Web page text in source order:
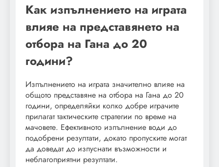
Как изпълнението на играта
влияе на представянето на
отбора на Гана до 20
години?
Изпълнението на играта значително влияе на
общото представяне на отбора на Гана до 20
години, определяйки колко добре играчите
прилагат тактическите стратегии по време на
мачовете. Ефективното изпълнение води до
подобрени резултати, докато пропуските могат
да доведат до изпуснати възможности и
неблагоприятни резултати.